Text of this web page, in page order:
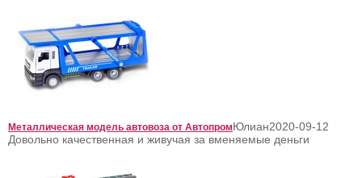
Металлическая модель автовоза от АвтопромЮлиан2020-09-12
Довольно качественная и живучая за вменяемые деньги